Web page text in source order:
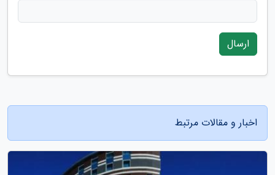
ارسال
اخبار و مقالات مرتبط